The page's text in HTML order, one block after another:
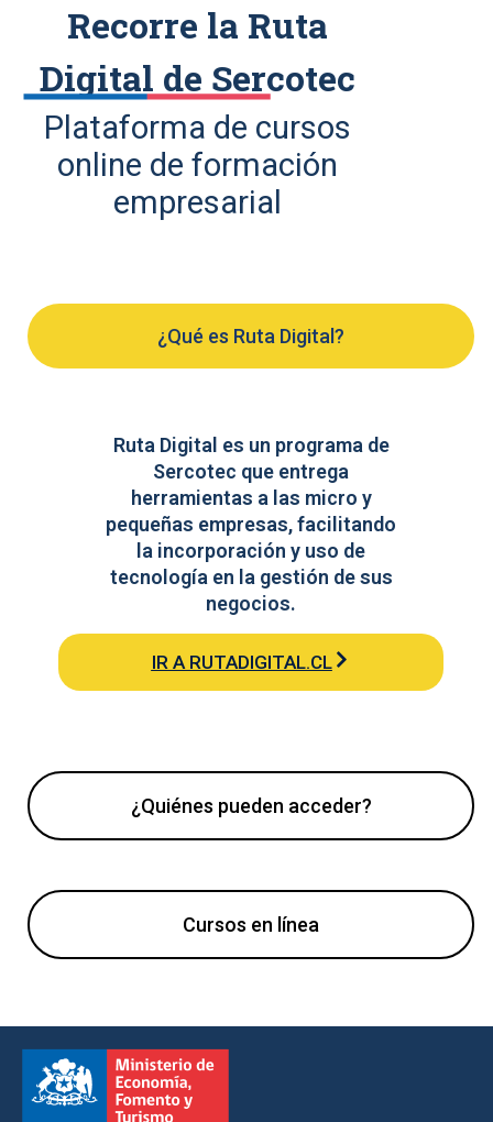
Recorre la Ruta
Digital de Sercotec
Plataforma de cursos
online de formación
empresarial
¿Qué es Ruta Digital?
¿Quiénes pueden acceder?
Cursos en línea
Ruta Digital es un programa de
Sercotec que entrega
herramientas a las micro y
pequeñas empresas, facilitando
la incorporación y uso de
tecnología en la gestión de sus
negocios.
IR A RUTADIGITAL.CL